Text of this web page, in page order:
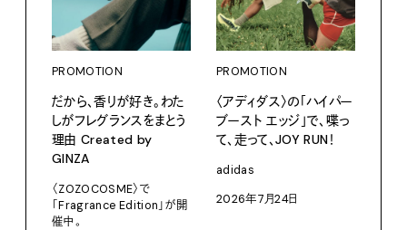
PROMOTION
だから、香りが好き。わた
しがフレグランスをまとう
理由 Created by
GINZA
〈ZOZOCOSME〉で
「Fragrance Edition」が開
催中。
PROMOTION
〈アディダス〉の「ハイパー
ブースト エッジ」で、喋っ
て、走って、JOY RUN！
adidas
2026年7月24日